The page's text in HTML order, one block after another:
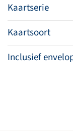
Kaartserie
Kaartsoort
Inclusief